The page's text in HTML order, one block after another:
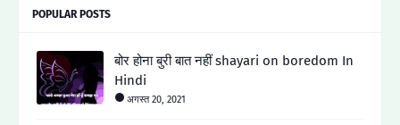
POPULAR POSTS
बोर होना बुरी बात नहीं shayari on boredom In
Hindi
अगस्त 20, 2021